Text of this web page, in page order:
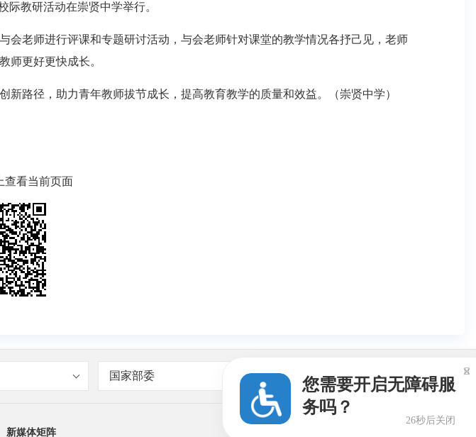
教研活动在崇贤中学举行。
老师进行评课和专题研讨活动，与会老师针对课堂的教学情况各抒己见，老师
师更好更快成长。
径，助力青年教师拔节成长，提高教育教学的质量和效益。（崇贤中学）
查看当前页面
国家部委 友情链接
新媒体矩阵
您需要开启无障碍服
务吗？
26秒后关闭
